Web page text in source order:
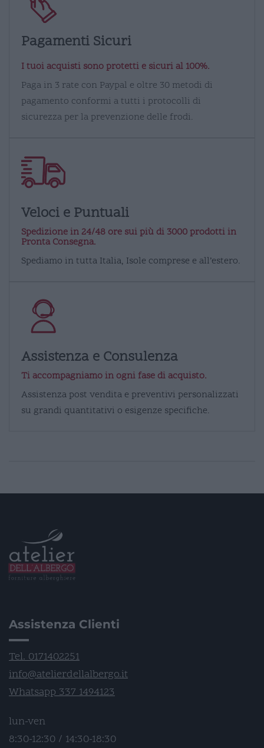
Pagamenti Sicuri
I tuoi acquisti sono protetti e sicuri al 100%.
Paga in 3 rate con Paypal e oltre 30 metodi di
pagamento conformi a tutti i protocolli di
sicurezza per la prevenzione delle frodi.
Veloci e Puntuali
Spedizione in 24/48 ore sui più di 3000 prodotti in
Pronta Consegna.
Spediamo in tutta Italia, Isole comprese e all’estero.
Assistenza e Consulenza
Ti accompagniamo in ogni fase di acquisto.
Assistenza post vendita e preventivi personalizzati
su grandi quantitativi o esigenze specifiche.
Assistenza Clienti
Tel. 0171402251
info@atelierdellalbergo.it
Whatsapp 337 1494123
lun-ven
8:30-12:30 / 14:30-18:30